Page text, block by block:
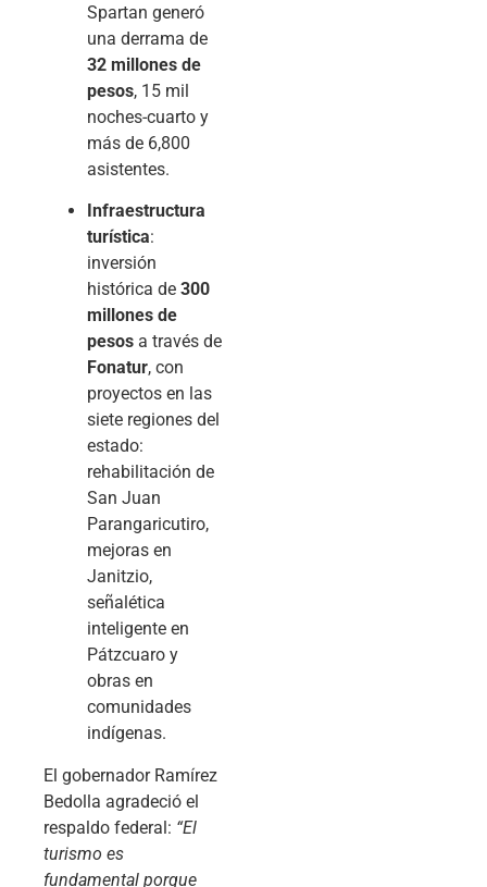
Spartan generó
una derrama de
32 millones de
pesos, 15 mil
noches-cuarto y
más de 6,800
asistentes.
Infraestructura
turística:
inversión
histórica de 300
millones de
pesos a través de
Fonatur, con
proyectos en las
siete regiones del
estado:
rehabilitación de
San Juan
Parangaricutiro,
mejoras en
Janitzio,
señalética
inteligente en
Pátzcuaro y
obras en
comunidades
indígenas.
El gobernador Ramírez
Bedolla agradeció el
respaldo federal: “El
turismo es
fundamental porque